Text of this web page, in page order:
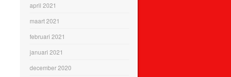
april 2021
maart 2021
februari 2021
januari 2021
december 2020